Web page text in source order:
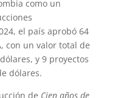
como un
el país aprobó 64
con un valor total de
y 9 proyectos
dólares.
de Cien años de